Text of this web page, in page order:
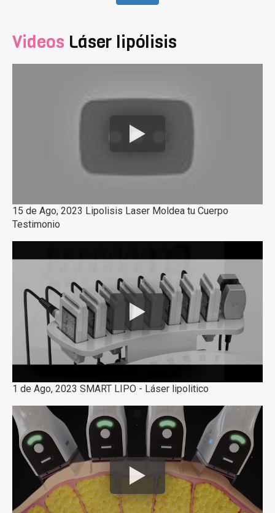
Videos Láser lipólisis
15 de Ago, 2023 Lipolisis Laser Moldea tu Cuerpo
Testimonio
1 de Ago, 2023 SMART LIPO - Láser lipolitico